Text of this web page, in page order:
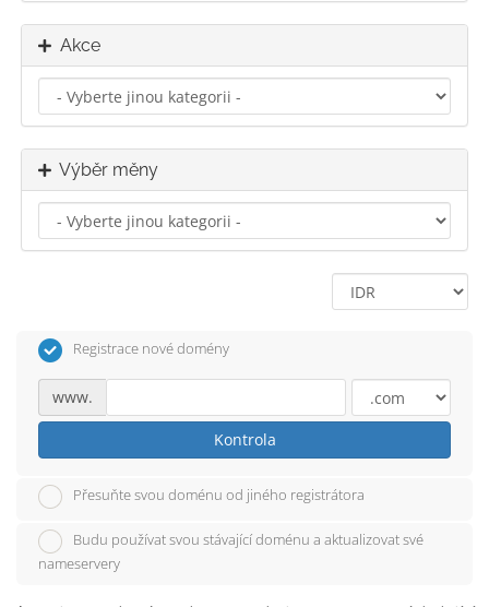
Akce
Výběr měny
Registrace nové domény
www.
Kontrola
Přesuňte svou doménu od jiného registrátora
Budu používat svou stávající doménu a aktualizovat své
nameservery